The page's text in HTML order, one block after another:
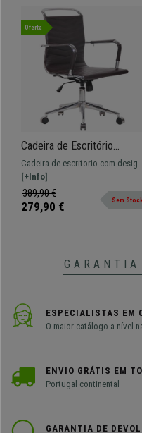
Oferta
Cadeira de Escritório
SIGRID, Design Moderno,
Costuras Visíveis, Em Pele
Verdadeira, Castanho
Cadeira de escritorio com design
elegante e moderno. Extra
conforto e fabrico de elevada
qualidade.
[+Info]
389,90 €
279,90 € Sem Stock
GARANTIA
ESPECIALISTAS EM
O maior catálogo a nível
ENVIO GRÁTIS EM
Portugal continental
GARANTIA DE